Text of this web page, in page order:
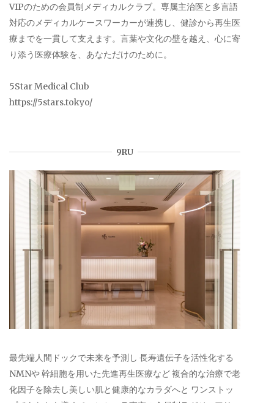
VIPのための会員制メディカルクラブ。専属主治医と多言語
対応のメディカルケースワーカーが連携し、健診から再生医
療までを一貫して支えます。言葉や文化の壁を越え、心に寄
り添う医療体験を、あなただけのために。
5Star Medical Club
https://5stars.tokyo/
9RU
最先端人間ドックで未来を予測し 長寿遺伝子を活性化する
NMNや 幹細胞を用いた先進再生医療など 複合的な治療で老
化因子を除去し美しい肌と健康的なカラダへと ワンストッ